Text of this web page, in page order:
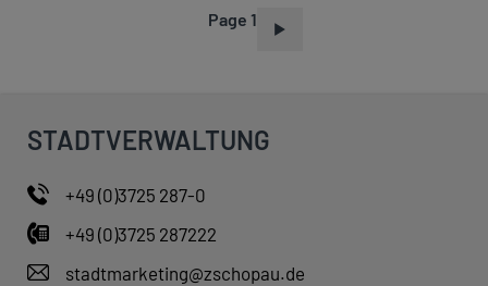
Page 1
STADTVERWALTUNG
+49 (0)3725 287-0
+49 (0)3725 287222
stadtmarketing@zschopau.de